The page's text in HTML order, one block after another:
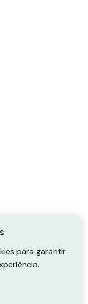
para garantir